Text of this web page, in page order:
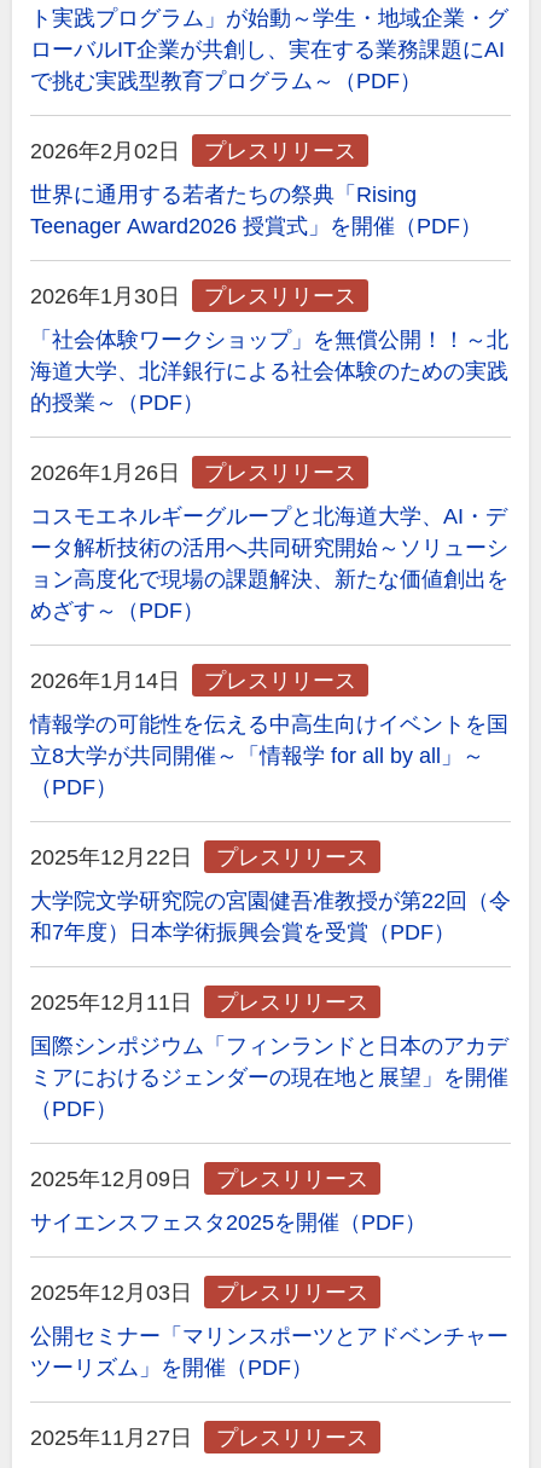
ト実践プログラム」が始動～学生・地域企業・グ
ローバルIT企業が共創し、実在する業務課題にAI
で挑む実践型教育プログラム～（PDF）
2026年2月02日
プレスリリース
世界に通用する若者たちの祭典「Rising
Teenager Award2026 授賞式」を開催（PDF）
2026年1月30日
プレスリリース
「社会体験ワークショップ」を無償公開！！～北
海道大学、北洋銀行による社会体験のための実践
的授業～（PDF）
2026年1月26日
プレスリリース
コスモエネルギーグループと北海道大学、AI・デ
ータ解析技術の活用へ共同研究開始～ソリューシ
ョン高度化で現場の課題解決、新たな価値創出を
めざす～（PDF）
2026年1月14日
プレスリリース
情報学の可能性を伝える中高生向けイベントを国
立8大学が共同開催～「情報学 for all by all」～
（PDF）
2025年12月22日
プレスリリース
大学院文学研究院の宮園健吾准教授が第22回（令
和7年度）日本学術振興会賞を受賞（PDF）
2025年12月11日
プレスリリース
国際シンポジウム「フィンランドと日本のアカデ
ミアにおけるジェンダーの現在地と展望」を開催
（PDF）
2025年12月09日
プレスリリース
サイエンスフェスタ2025を開催（PDF）
2025年12月03日
プレスリリース
公開セミナー「マリンスポーツとアドベンチャー
ツーリズム」を開催（PDF）
2025年11月27日
プレスリリース